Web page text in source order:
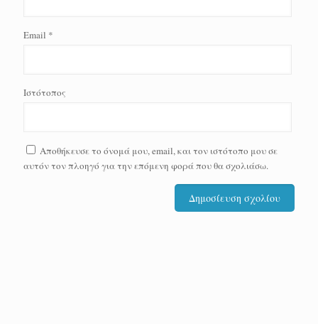
Email *
Ιστότοπος
Αποθήκευσε το όνομά μου, email, και τον ιστότοπο μου σε
αυτόν τον πλοηγό για την επόμενη φορά που θα σχολιάσω.